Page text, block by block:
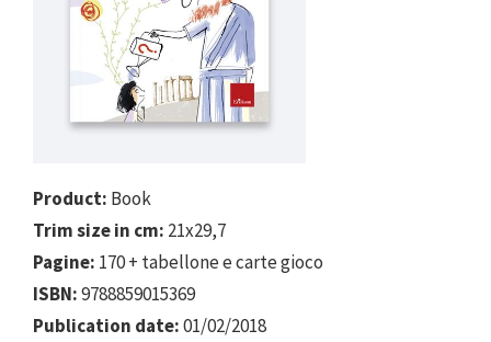
Product: Book
Trim size in cm: 21x29,7
Pagine: 170 + tabellone e carte gioco
ISBN:9788859015369
Publication date:01/02/2018